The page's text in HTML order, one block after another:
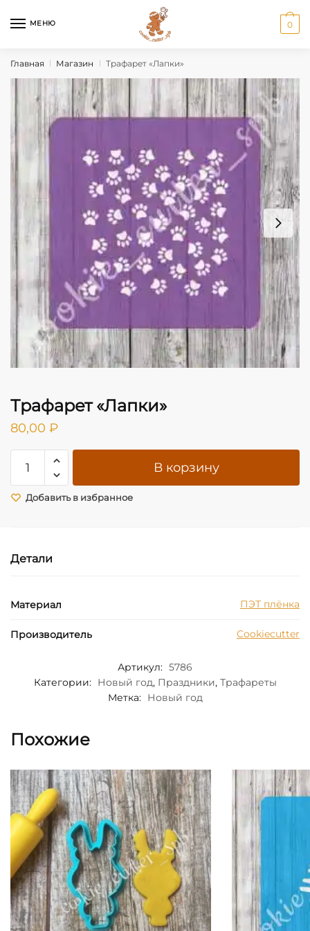
МЕНЮ 0
Главная | Магазин | Трафарет «Лапки»
Трафарет «Лапки»
80,00 ₽
Количество
товара
Трафарет
"Лапки"
В корзину
Добавить в избранное
Детали
Материал ПЭТ плёнка
Производитель Cookiecutter
Артикул: 5786
Категории: Новый год, Праздники, Трафареты
Метка: Новый год
Похожие